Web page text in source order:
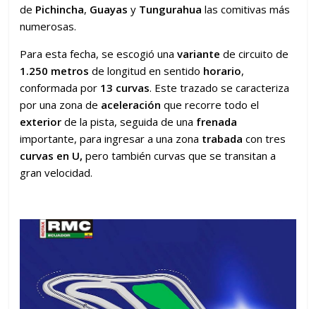
de Pichincha, Guayas y Tungurahua las comitivas más
numerosas.
Para esta fecha, se escogió unavariante de circuito de
1.250 metrosde longitud en sentido horario,
conformada por 13 curvas. Este trazado se caracteriza
por una zona de aceleración que recorre todo el
exterior de la pista, seguida de una frenada
importante, para ingresar a una zona trabada con tres
curvas en U,pero también curvas que se transitan a
gran velocidad.